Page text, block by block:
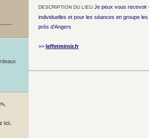
ici.
DESCRIPTION DU LIEU Je peux vous recevoir
individuelles et pour les séances en groupe
près d'Angers
>> leffetmiroir.fr